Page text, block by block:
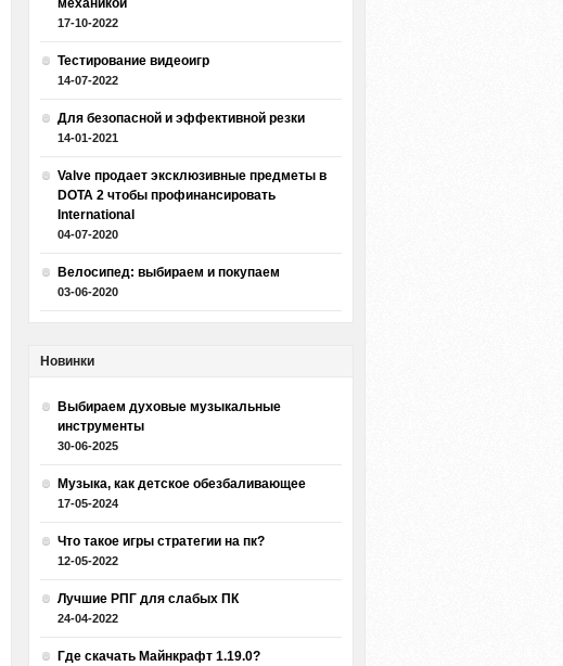
механикой
17-10-2022
Тестирование видеоигр
14-07-2022
Для безопасной и эффективной резки
14-01-2021
Valve продает эксклюзивные предметы в
DOTA 2 чтобы профинансировать
International
04-07-2020
Велосипед: выбираем и покупаем
03-06-2020
Новинки
Выбираем духовые музыкальные
инструменты
30-06-2025
Музыка, как детское обезбаливающее
17-05-2024
Что такое игры стратегии на пк?
12-05-2022
Лучшие РПГ для слабых ПК
24-04-2022
Где скачать Майнкрафт 1.19.0?